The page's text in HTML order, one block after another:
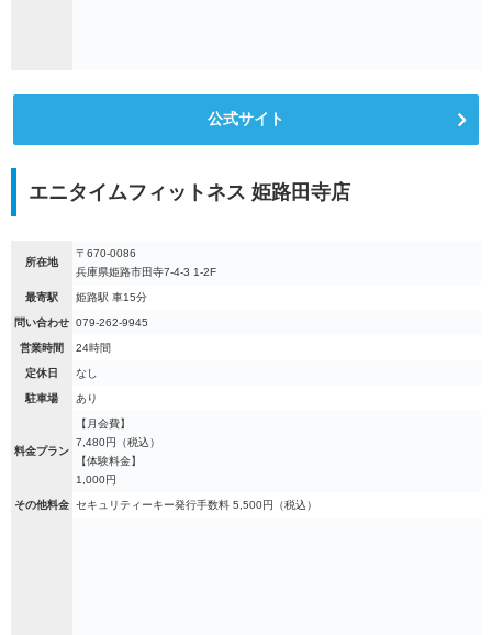
公式サイト
エニタイムフィットネス 姫路田寺店
所在地
〒670-0086
兵庫県姫路市田寺7-4-3 1-2F
最寄駅 姫路駅 車15分
問い合わせ 079-262-9945
営業時間 24時間
定休日 なし
駐車場 あり
料金プラン
【月会費】
7,480円（税込）
【体験料金】
1,000円
その他料金 セキュリティーキー発行手数料 5,500円（税込）